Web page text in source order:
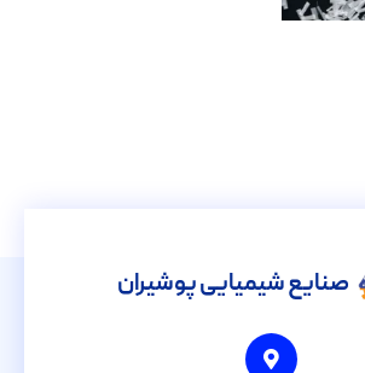
صنایع شیمیایی پوشیران